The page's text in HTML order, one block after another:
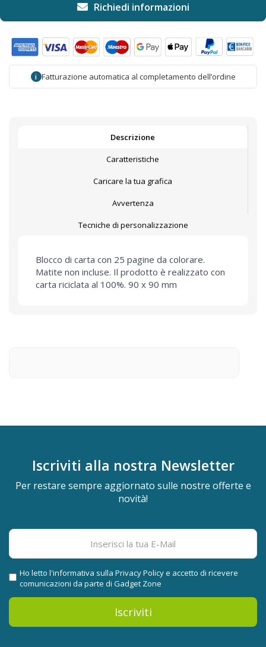
i Fatturazione automatica al completamento dell’ordine
Descrizione
Caratteristiche
Caricare la tua grafica
Avvertenza
Tecniche di personalizzazione
Blocco di carta con 25 pagine da colorare.
Matite non incluse. Il prodotto è realizzato con
carta riciclata al 100%. 90 x 90 mm
Iscriviti alla nostra Newsletter
Per restare sempre aggiornato sulle nostre offerte e
novità!
Iscriviti
Ho letto l'informativa sulla Privacy Policye accetto di ricevere
comunicazioni da parte di Gadget Zone